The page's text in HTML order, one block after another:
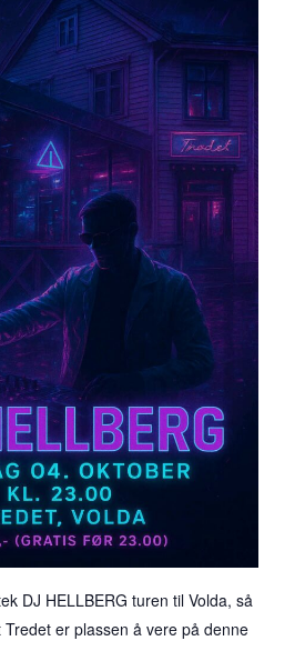
DJ HELLBERG turen til Volda, så
er plassen å vere på denne